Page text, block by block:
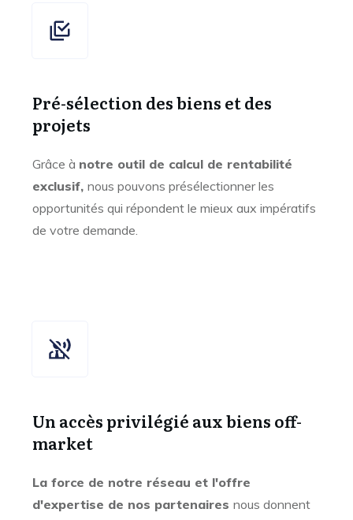
Pré-sélection des biens et des
projets
Grâce à notre outil de calcul de rentabilité
exclusif, nous pouvons présélectionner les
opportunités qui répondent le mieux aux impératifs
de votre demande.
Un accès privilégié aux biens off-
market
La force de notre réseau et l'offre
d'expertise de nos partenaires nous donnent